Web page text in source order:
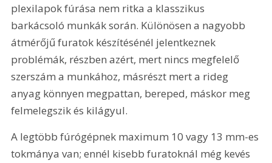
plexilapok fúrása nem ritka a klasszikus
barkácsoló munkák során. Különösen a nagyobb
átmérőjű furatok készítésénél jelentkeznek
problémák, részben azért, mert nincs megfelelő
szerszám a munkához, másrészt mert a rideg
anyag könnyen megpattan, bereped, máskor meg
felmelegszik és kilágyul.
A legtöbb fúrógépnek maximum 10 vagy 13 mm-es
tokmánya van; ennél kisebb furatoknál még kevés